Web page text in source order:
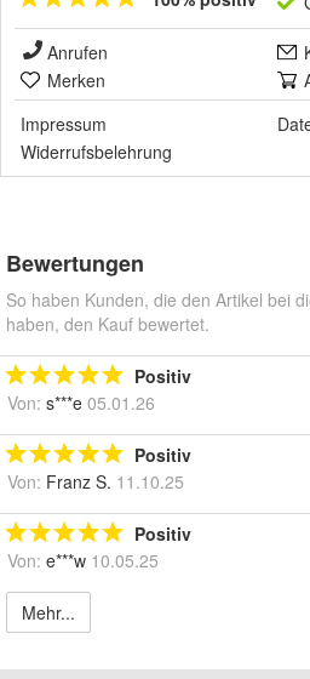
Anrufen
Merken
Impressum
Widerrufsbelehrung
Bewertungen
So haben Kunden, die den Artikel bei
haben, den Kauf bewertet.
Positiv
Von: s***e 05.01.26
Positiv
Von: Franz S. 11.10.25
Positiv
Von: e***w 10.05.25
Mehr...